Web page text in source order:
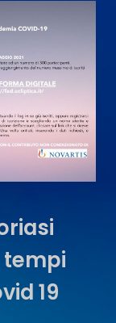
19